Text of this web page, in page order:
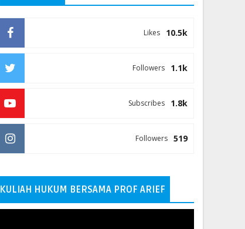
10.5k
Likes
1.1k
Followers
1.8k
Subscribes
519
Followers
KULIAH HUKUM BERSAMA PROF ARIEF